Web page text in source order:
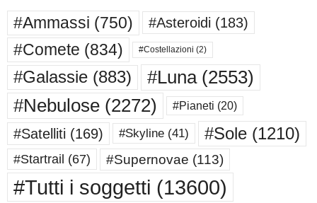
#Ammassi (750) #Asteroidi (183)
#Comete (834) #Costellazioni (2)
#Galassie (883) #Luna(2553)
#Nebulose (2272) #Pianeti (20)
#Satelliti (169) #Skyline (41) #Sole (1210)
#Startrail (67) #Supernovae (113)
#Tutti i soggetti (13600)